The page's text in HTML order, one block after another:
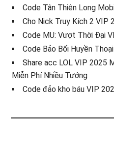
Code Tân Thiên Long
Cho Nick Truy Kích 2 VIP
Code MU: Vượt Thời Đại
Code Bảo Bối Huyền
Share acc LOL VIP 2025
Miễn Phí Nhiều Tướng
Code đảo kho báu VIP